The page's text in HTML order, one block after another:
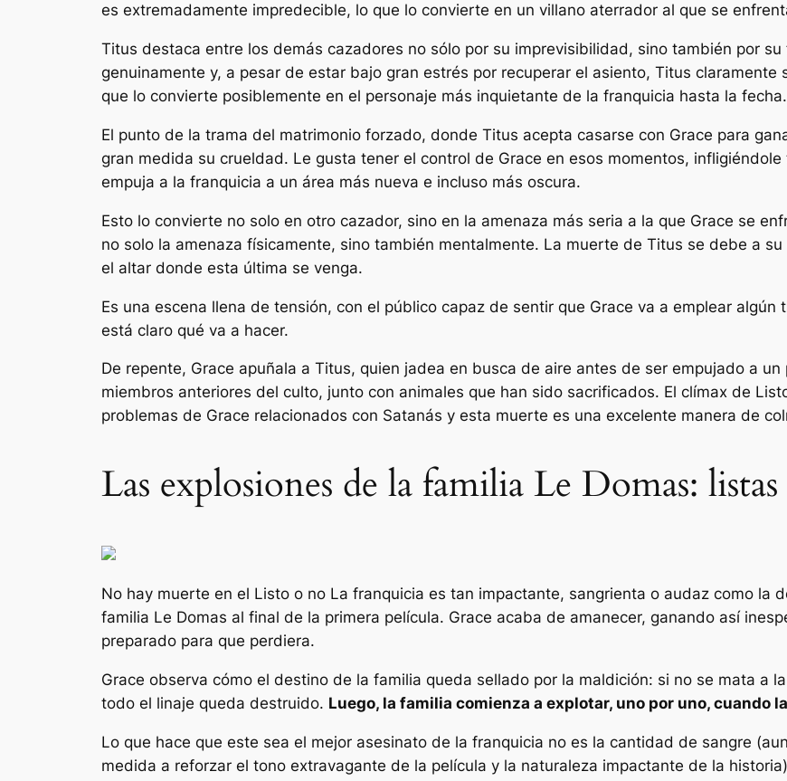
es extremadamente impredecible, lo que lo convierte en un villano aterrador al que se
Titus destaca entre los demás cazadores no sólo por su imprevisibilidad, sino también por
genuinamente y, a pesar de estar bajo gran estrés por recuperar el asiento, Titus
que lo convierte posiblemente en el personaje más inquietante de la franquicia hasta la fecha.
El punto de la trama del matrimonio forzado, donde Titus acepta casarse con Grace para
gran medida su crueldad. Le gusta tener el control de Grace en esos momentos,
empuja a la franquicia a un área más nueva e incluso más oscura.
Esto lo convierte no solo en otro cazador, sino en la amenaza más seria a la que Grace se
no solo la amenaza físicamente, sino también mentalmente. La muerte de Titus se debe a
el altar donde esta última se venga.
Es una escena llena de tensión, con el público capaz de sentir que Grace va a emplear
está claro qué va a hacer.
De repente, Grace apuñala a Titus, quien jadea en busca de aire antes de ser empujado a
miembros anteriores del culto, junto con animales que han sido sacrificados. El clímax de
problemas de Grace relacionados con Satanás y esta muerte es una excelente manera de
Las explosiones de la familia Le Domas:
No hay muerte en el Listo o no La franquicia es tan impactante, sangrienta o audaz como la
familia Le Domas al final de la primera película. Grace acaba de amanecer, ganando así
preparado para que perdiera.
Grace observa cómo el destino de la familia queda sellado por la maldición: si no se mata a
todo el linaje queda destruido. Luego, la familia comienza a explotar, uno por uno, cuando
Lo que hace que este sea el mejor asesinato de la franquicia no es la cantidad de sangre
medida a reforzar el tono extravagante de la película y la naturaleza impactante de la